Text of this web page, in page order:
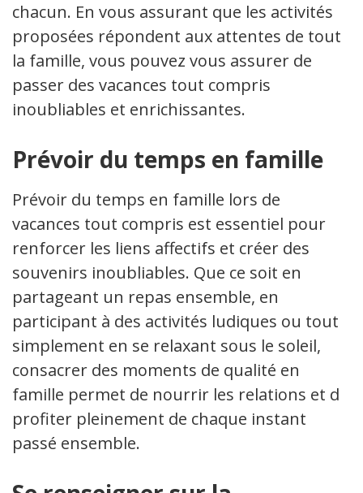
chacun. En vous assurant que les activités
proposées répondent aux attentes de toute
la famille, vous pouvez vous assurer de
passer des vacances tout compris
inoubliables et enrichissantes.
Prévoir du temps en famille
Prévoir du temps en famille lors de
vacances tout compris est essentiel pour
renforcer les liens affectifs et créer des
souvenirs inoubliables. Que ce soit en
partageant un repas ensemble, en
participant à des activités ludiques ou tout
simplement en se relaxant sous le soleil,
consacrer des moments de qualité en
famille permet de nourrir les relations et de
profiter pleinement de chaque instant
passé ensemble.